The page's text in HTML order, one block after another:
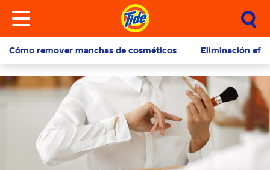
Cómo remover manchas de cosméticos Eliminación